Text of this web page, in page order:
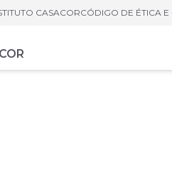
CASACORCÓDIGO DE ÉTICA